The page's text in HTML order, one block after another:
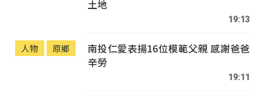
土地
19:13
人物 原鄉
南投仁愛表揚16位模範父親 感謝爸爸
辛勞
19:11